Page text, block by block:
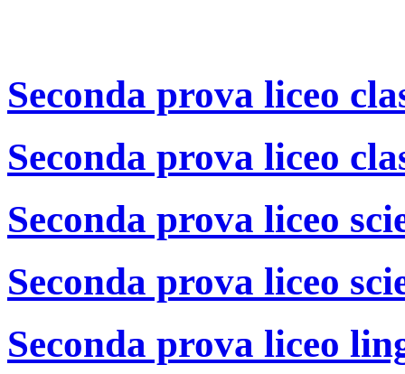
Seconda prova liceo
Seconda prova liceo
Seconda prova liceo
Seconda prova liceo
Seconda prova liceo